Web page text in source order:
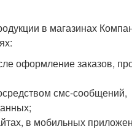
в магазинах
оформление заказов,
смс-сообщений,
в мобильных